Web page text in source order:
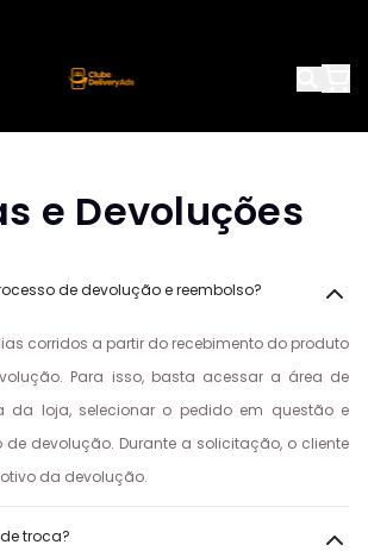
e Devoluções
de devolução e reembolso?
corridos a partir do recebimento do produto
Para isso, basta acessar a área de
da loja, selecionar o pedido em questão e
devolução. Durante a solicitação, o cliente
da devolução.
troca?